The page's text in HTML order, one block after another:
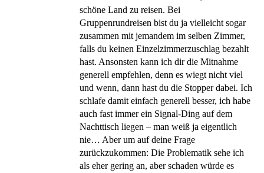
schöne Land zu reisen. Bei
Gruppenrundreisen bist du ja vielleicht sogar
zusammen mit jemandem im selben Zimmer,
falls du keinen Einzelzimmerzuschlag bezahlt
hast. Ansonsten kann ich dir die Mitnahme
generell empfehlen, denn es wiegt nicht viel
und wenn, dann hast du die Stopper dabei. Ich
schlafe damit einfach generell besser, ich habe
auch fast immer ein Signal-Ding auf dem
Nachttisch liegen – man weiß ja eigentlich
nie… Aber um auf deine Frage
zurückzukommen: Die Problematik sehe ich
als eher gering an, aber schaden würde es